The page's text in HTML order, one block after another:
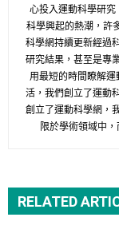
心投入運動科學研
科學興起的熱潮，許
科學網持續更新經過
研究結果，甚至是專
用最短的時間瞭解
活，我們創立了運動
創立了運動科學網，
限於學術領域中
RELATED